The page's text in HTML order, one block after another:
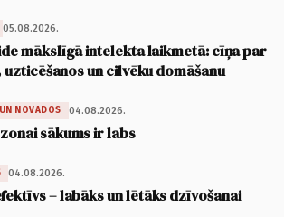
05.08.2026.
mākslīgā intelekta laikmetā: cīņa par
un cilvēku domāšanu
NOVADOS 04.08.2026.
sākums ir labs
04.08.2026.
– labāks un lētāks dzīvošanai